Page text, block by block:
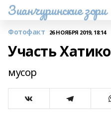
Зианчуринские зори
Фотофакт 26 НОЯБРЯ 2019, 18:14
Участь Хатико
мусор